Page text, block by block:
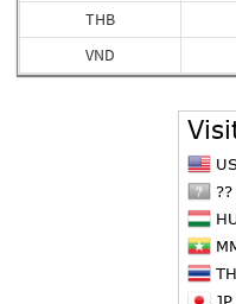
THB
VND